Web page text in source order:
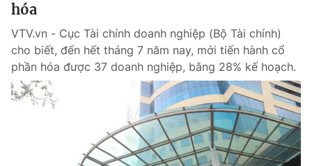
hóa
VTV.vn - Cục Tài chính doanh nghiệp (Bộ Tài chính)
cho biết, đến hết tháng 7 năm nay, mới tiến hành cổ
phần hóa được 37 doanh nghiệp, bằng 28% kế hoạch.